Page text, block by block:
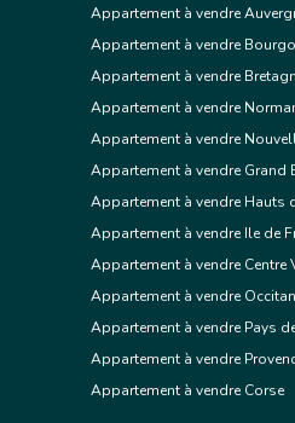
Appartement à vendre
Appartement à vendre
Appartement à vendre
Appartement à vendre
Appartement à vendre
Appartement à vendre Grand
Appartement à vendre Hauts
Appartement à vendre Ile de
Appartement à vendre Centre
Appartement à vendre
Appartement à vendre Pays
Appartement à vendre
Appartement à vendre Corse